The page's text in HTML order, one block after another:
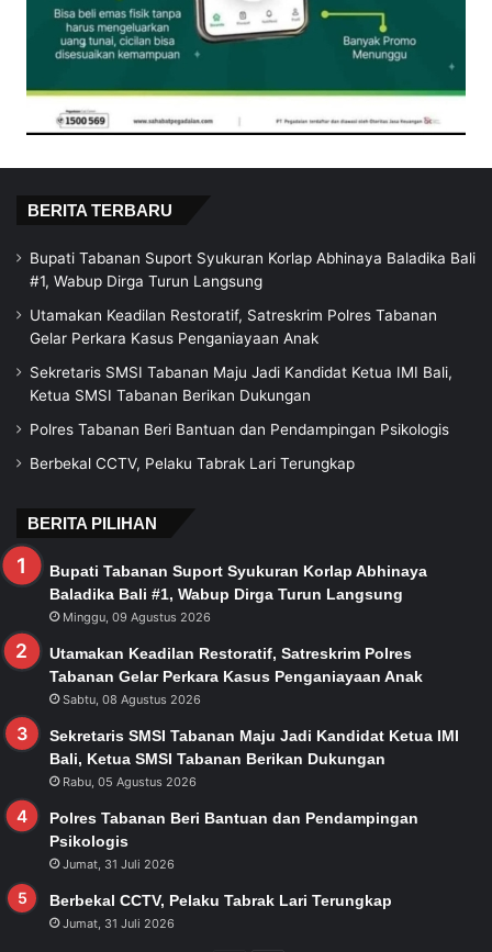
BERITA TERBARU
Bupati Tabanan Suport Syukuran Korlap Abhinaya Baladika Bali
#1, Wabup Dirga Turun Langsung
Utamakan Keadilan Restoratif, Satreskrim Polres Tabanan
Gelar Perkara Kasus Penganiayaan Anak
Sekretaris SMSI Tabanan Maju Jadi Kandidat Ketua IMI Bali,
Ketua SMSI Tabanan Berikan Dukungan
Polres Tabanan Beri Bantuan dan Pendampingan Psikologis
Berbekal CCTV, Pelaku Tabrak Lari Terungkap
BERITA PILIHAN
Bupati Tabanan Suport Syukuran Korlap Abhinaya
Baladika Bali #1, Wabup Dirga Turun Langsung
Minggu, 09 Agustus 2026
Utamakan Keadilan Restoratif, Satreskrim Polres
Tabanan Gelar Perkara Kasus Penganiayaan Anak
Sabtu, 08 Agustus 2026
Sekretaris SMSI Tabanan Maju Jadi Kandidat Ketua IMI
Bali, Ketua SMSI Tabanan Berikan Dukungan
Rabu, 05 Agustus 2026
Polres Tabanan Beri Bantuan dan Pendampingan
Psikologis
Jumat, 31 Juli 2026
Berbekal CCTV, Pelaku Tabrak Lari Terungkap
Jumat, 31 Juli 2026